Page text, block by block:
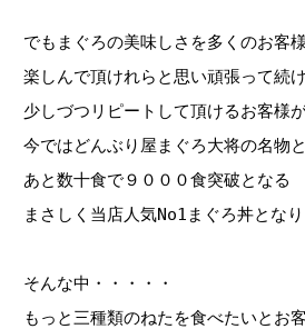
でもまぐろの美味しさを多くのお客
楽しんで頂けれらと思い頑張って続
少しづつリピートして頂けるお客様
今ではどんぶり屋まぐろ大将の名物
あと数十食で９０００食突破となる
まさしく当店人気No1まぐろ丼とな
そんな中・・・・・
もっと三種類のねたを食べたいとお